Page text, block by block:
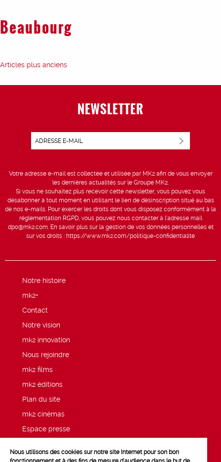
Beaubourg
Navigation
Articles plus anciens
NEWSLETTER
Votre adresse e-mail est collectée et utilisée par MK2 afin de vous envoyer
les dernières actualités sur le Groupe MK2.
Si vous ne souhaitez plus recevoir cette newsletter, vous pouvez vous
désabonner à tout moment en utilisant le lien de désinscription situé au bas
de nos e-mails. Pour exercer les droits dont vous disposez conformément à la
réglementation RGPD, vous pouvez nous contacter à l’adresse mail
dpo@mk2.com. En savoir plus sur la gestion de vos données personnelles et
sur vos droits : https://www.mk2.com/politique-confidentialite
Notre histoire
mk2+
Contact
Notre vision
mk2 innovation
Nous rejoindre
mk2 films
mk2 éditions
Plan du site
mk2 cinémas
Espace presse
Politique de confidentialité mk2
Nous utilisons des cookies sur notre site Internet pour son bon